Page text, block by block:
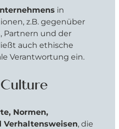
in
z.B. gegenüber
Partnern und der
auch ethische
Verantwortung ein.
Normen,
Verhaltensweisen, die